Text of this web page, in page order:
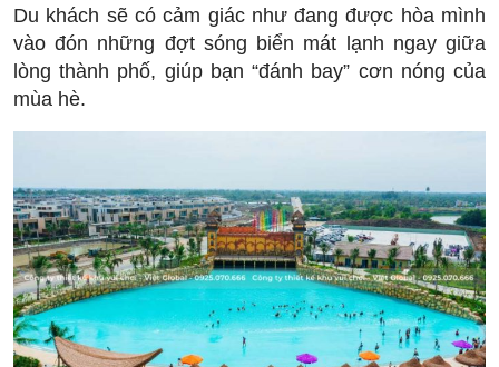
Du khách sẽ có cảm giác như đang được hòa mình
vào đón những đợt sóng biển mát lạnh ngay giữa
lòng thành phố, giúp bạn “đánh bay” cơn nóng của
mùa hè.